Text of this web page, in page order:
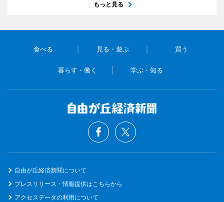
もっと見る
食べる 見る・遊ぶ 買う
暮らす・働く 学ぶ・知る
自由が丘経済新聞について
プレスリリース・情報提供はこちらから
アクセスデータの利用について